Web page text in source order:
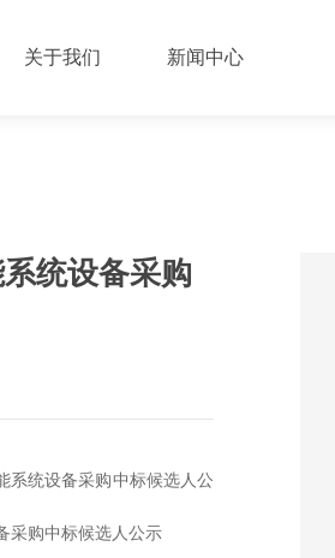
关于我们 新闻中心
统设备采购
系统设备采购中标候选人公
采购中标候选人公示